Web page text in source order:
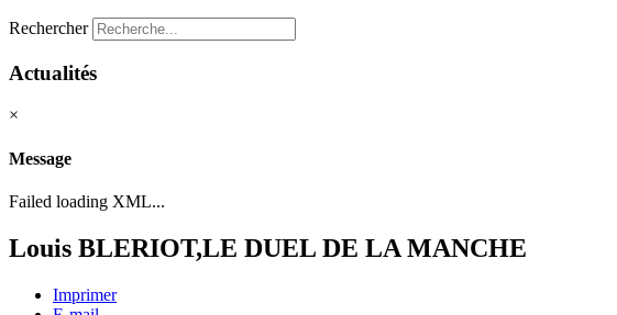
Rechercher
Actualités
×
Message
Failed loading XML...
Louis BLERIOT,LE DUEL DE LA MANCHE
Imprimer